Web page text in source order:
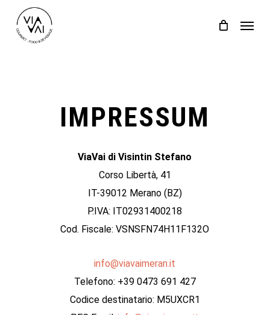
Cart Close
IMPRESSUM
ViaVai di Visintin Stefano
Corso Libertà, 41
IT-39012 Merano (BZ)
P.IVA: IT02931400218
Cod. Fiscale: VSNSFN74H11F132O
info@viavaimeran.it
Telefono: +39 0473 691 427
Codice destinatario: M5UXCR1